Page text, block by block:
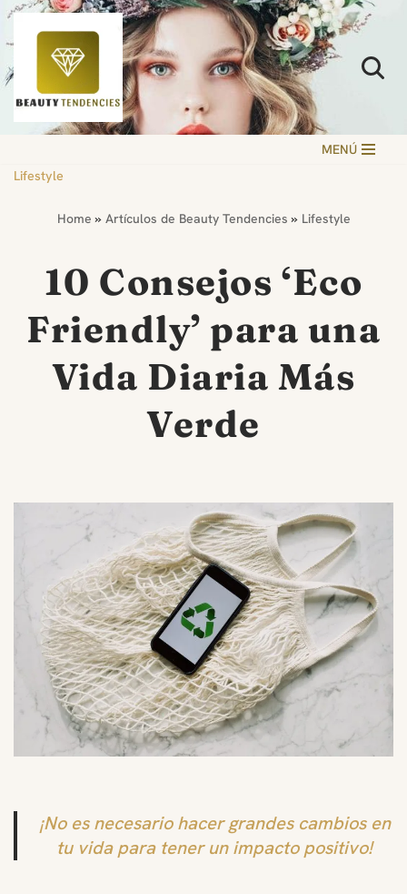
Saltar
contenido
MENÚ
Lifestyle
Home » Artículos de Beauty Tendencies » Lifestyle
10 Consejos ‘Eco
Friendly’ para una
Vida Diaria Más
Verde
¡No es necesario hacer grandes cambios en
tu vida para tener un impacto positivo!